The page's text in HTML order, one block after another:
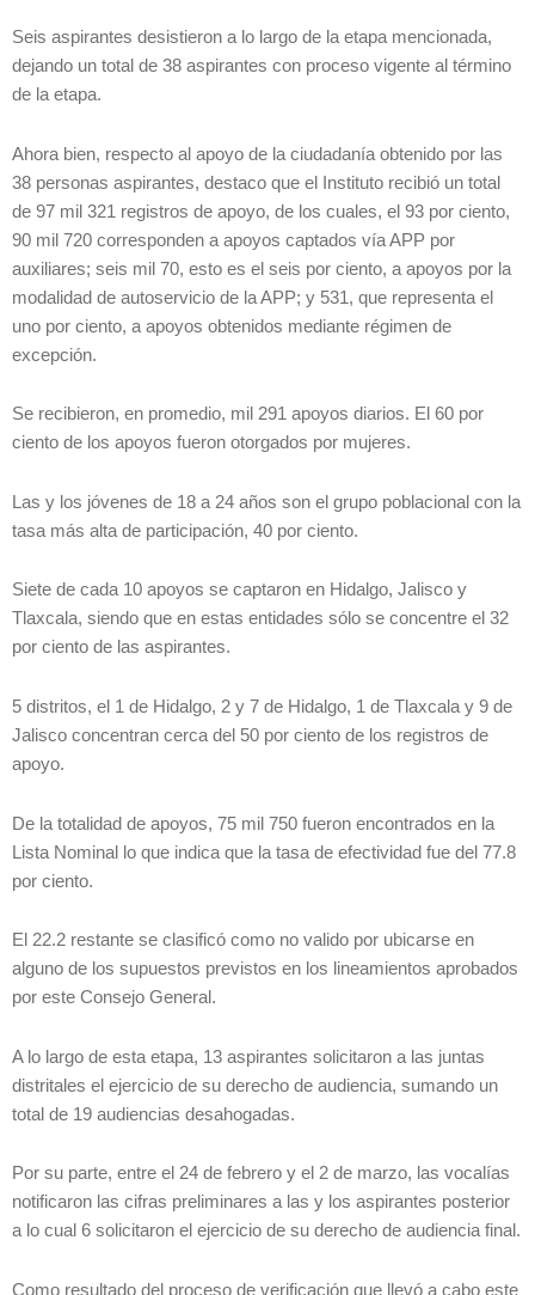
Seis aspirantes desistieron a lo largo de la etapa mencionada,
dejando un total de 38 aspirantes con proceso vigente al término
de la etapa.
Ahora bien, respecto al apoyo de la ciudadanía obtenido por las
38 personas aspirantes, destaco que el Instituto recibió un total
de 97 mil 321 registros de apoyo, de los cuales, el 93 por ciento,
90 mil 720 corresponden a apoyos captados vía APP por
auxiliares; seis mil 70, esto es el seis por ciento, a apoyos por la
modalidad de autoservicio de la APP; y 531, que representa el
uno por ciento, a apoyos obtenidos mediante régimen de
excepción.
Se recibieron, en promedio, mil 291 apoyos diarios. El 60 por
ciento de los apoyos fueron otorgados por mujeres.
Las y los jóvenes de 18 a 24 años son el grupo poblacional con la
tasa más alta de participación, 40 por ciento.
Siete de cada 10 apoyos se captaron en Hidalgo, Jalisco y
Tlaxcala, siendo que en estas entidades sólo se concentre el 32
por ciento de las aspirantes.
5 distritos, el 1 de Hidalgo, 2 y 7 de Hidalgo, 1 de Tlaxcala y 9 de
Jalisco concentran cerca del 50 por ciento de los registros de
apoyo.
De la totalidad de apoyos, 75 mil 750 fueron encontrados en la
Lista Nominal lo que indica que la tasa de efectividad fue del 77.8
por ciento.
El 22.2 restante se clasificó como no valido por ubicarse en
alguno de los supuestos previstos en los lineamientos aprobados
por este Consejo General.
A lo largo de esta etapa, 13 aspirantes solicitaron a las juntas
distritales el ejercicio de su derecho de audiencia, sumando un
total de 19 audiencias desahogadas.
Por su parte, entre el 24 de febrero y el 2 de marzo, las vocalías
notificaron las cifras preliminares a las y los aspirantes posterior
a lo cual 6 solicitaron el ejercicio de su derecho de audiencia final.
Como resultado del proceso de verificación que llevó a cabo este